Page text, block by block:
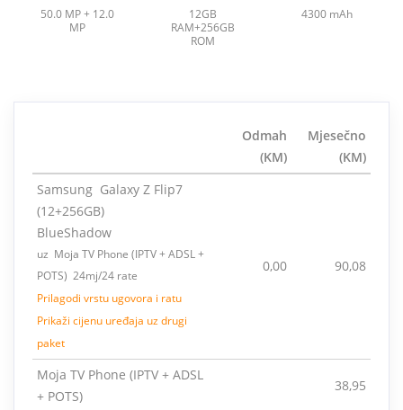
50.0 MP + 12.0
MP
12GB
RAM+256GB
ROM
4300 mAh
Odmah
(KM)
Mjesečno
(KM)
Samsung Galaxy Z Flip7
(12+256GB)
BlueShadow
uz Moja TV Phone (IPTV + ADSL +
POTS) 24mj/24 rate
Prilagodi vrstu ugovora i ratu
Prikaži cijenu uređaja uz drugi
paket
0,00 90,08
Moja TV Phone (IPTV + ADSL
+ POTS)
38,95